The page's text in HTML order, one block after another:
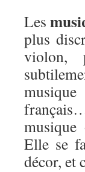
Les
plus
violon,
musique
Elle se
décor, et